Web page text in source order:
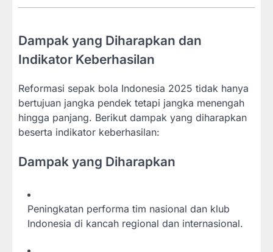
Dampak yang Diharapkan dan
Indikator Keberhasilan
Reformasi sepak bola Indonesia 2025 tidak hanya
bertujuan jangka pendek tetapi jangka menengah
hingga panjang. Berikut dampak yang diharapkan
beserta indikator keberhasilan:
Dampak yang Diharapkan
Peningkatan performa tim nasional dan klub
Indonesia di kancah regional dan internasional.